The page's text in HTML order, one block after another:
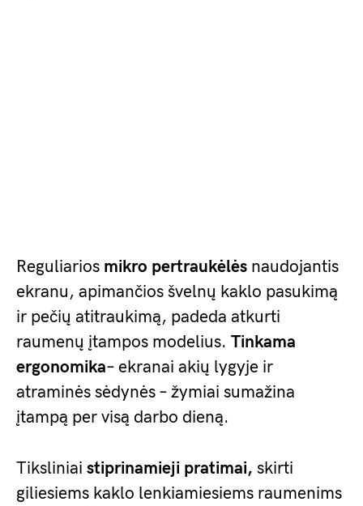
Reguliarios mikro pertraukėlės naudojantis
ekranu, apimančios švelnų kaklo pasukimą
ir pečių atitraukimą, padeda atkurti
raumenų įtampos modelius. Tinkama
ergonomika– ekranai akių lygyje ir
atraminės sėdynės – žymiai sumažina
įtampą per visą darbo dieną.
Tiksliniai stiprinamieji pratimai, skirti
giliesiems kaklo lenkiamiesiems raumenims